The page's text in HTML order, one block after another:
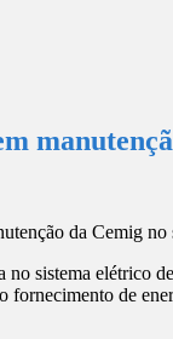
sistema elétrico
fornecimento de